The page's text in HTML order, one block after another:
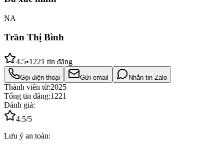
NA
Trần Thị Bình
4.5•1221 tin đăng
Gọi điện thoại Gửi email Nhắn tin Zalo
Thành viên từ:2025
Tổng tin đăng:1221
Đánh giá:
4.5/5
Lưu ý an toàn: